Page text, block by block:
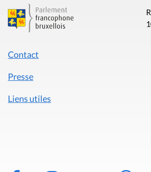
Contact
Presse
Liens utiles